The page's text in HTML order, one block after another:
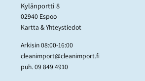
Kylänportti 8
02940 Espoo
Kartta & Yhteystiedot
Arkisin 08:00-16:00
cleanimport@cleanimport.fi
puh.09 849 4910